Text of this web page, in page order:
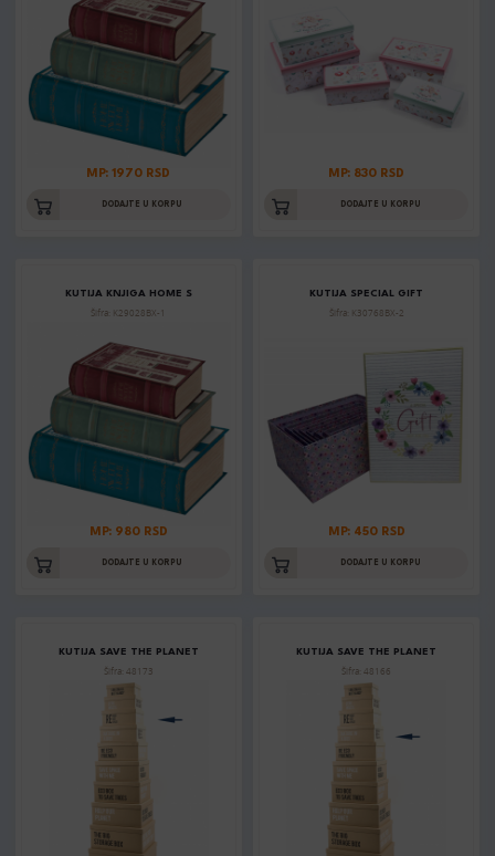
MP: 1970 RSD
DODAJTE U KORPU
MP: 830 RSD
DODAJTE U KORPU
KUTIJA KNJIGA HOME S
Šifra: K29028BX-1
MP: 980 RSD
DODAJTE U KORPU
KUTIJA SPECIAL GIFT
Šifra: K30768BX-2
MP: 450 RSD
DODAJTE U KORPU
KUTIJA SAVE THE PLANET
Šifra: 48173
KUTIJA SAVE THE PLANET
Šifra: 48166